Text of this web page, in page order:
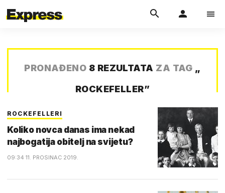
PRONAĐENO 8 REZULTATA ZA TAG „
ROCKEFELLER”
ROCKEFELLERI
Koliko novca danas ima nekad
najbogatija obitelj na svijetu?
09:34 11. PROSINAC 2019.